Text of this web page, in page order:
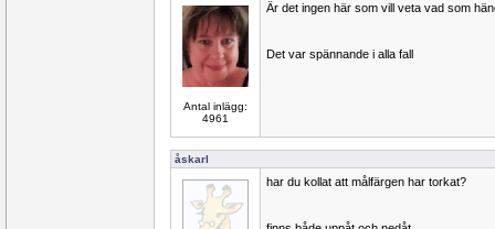
Antal inlägg:
4961
Är det ingen här som vill veta vad som
Det var spännande i alla fall
åskarl
har du kollat att målfärgen har torkat?